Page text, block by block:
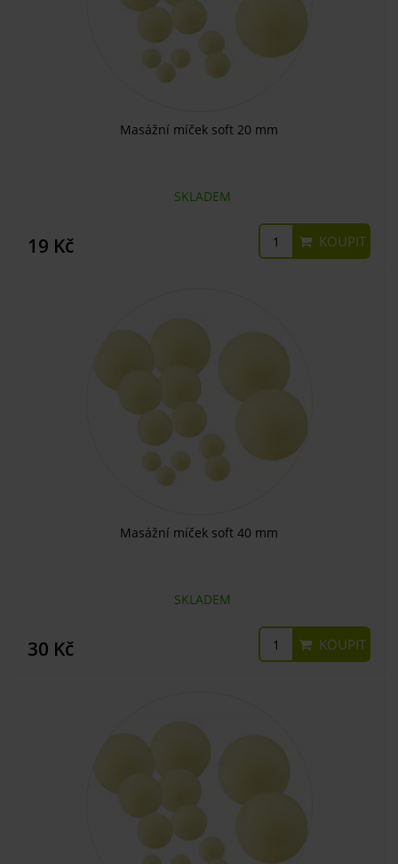
Masážní míček soft 20 mm
SKLADEM
19 Kč KOUPIT
Masážní míček soft 40 mm
SKLADEM
30 Kč KOUPIT